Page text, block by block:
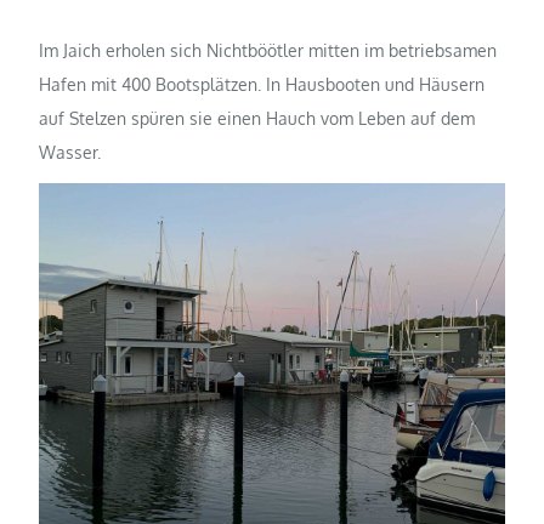
Im Jaich erholen sich Nichtböötler mitten im betriebsamen
Hafen mit 400 Bootsplätzen. In Hausbooten und Häusern
auf Stelzen spüren sie einen Hauch vom Leben auf dem
Wasser.